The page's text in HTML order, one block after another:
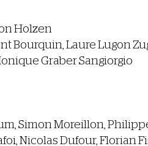
Holzen
Bourquin, Laure Lugon
Graber Sangiorgio
Simon Moreillon,
Nicolas Dufour, Florian